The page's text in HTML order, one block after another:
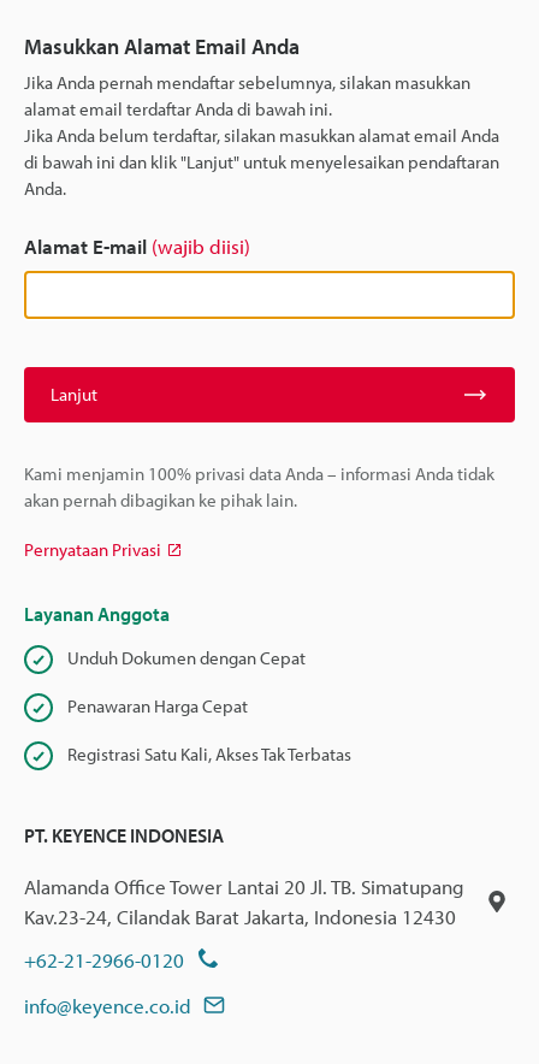
Masukkan Alamat Email Anda
Jika Anda pernah mendaftar sebelumnya, silakan masukkan
alamat email terdaftar Anda di bawah ini.
Jika Anda belum terdaftar, silakan masukkan alamat email Anda
di bawah ini dan klik "Lanjut" untuk menyelesaikan pendaftaran
Anda.
Alamat E-mail (wajib diisi)
Lanjut
Kami menjamin 100% privasi data Anda – informasi Anda tidak
akan pernah dibagikan ke pihak lain.
Pernyataan Privasi
Layanan Anggota
Unduh Dokumen dengan Cepat
Penawaran Harga Cepat
Registrasi Satu Kali, Akses Tak Terbatas
PT. KEYENCE INDONESIA
Alamanda Office Tower Lantai 20 Jl. TB. Simatupang
Kav.23-24, Cilandak Barat Jakarta, Indonesia 12430
+62-21-2966-0120
info@keyence.co.id